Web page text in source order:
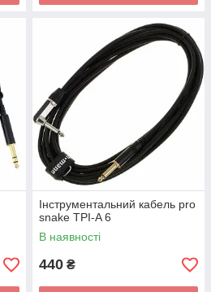
Інструментальний кабель pro
snake TPI-A 6
В наявності
440 ₴